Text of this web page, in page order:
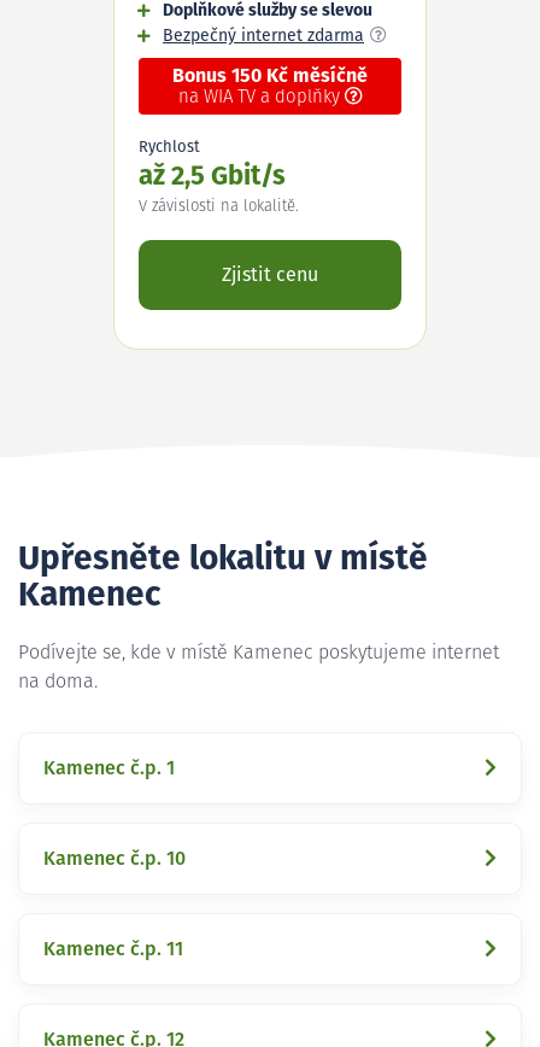
Doplňkové služby se slevou
Bezpečný internet zdarma
Bonus 150 Kč měsíčně
na WIA TV a doplňky
Rychlost
až 2,5 Gbit/s
V závislosti na lokalitě.
Zjistit cenu
Upřesněte lokalitu v místě
Kamenec
Podívejte se, kde v místě Kamenec poskytujeme internet
na doma.
Kamenec č.p. 1
Kamenec č.p. 10
Kamenec č.p. 11
Kamenec č.p. 12